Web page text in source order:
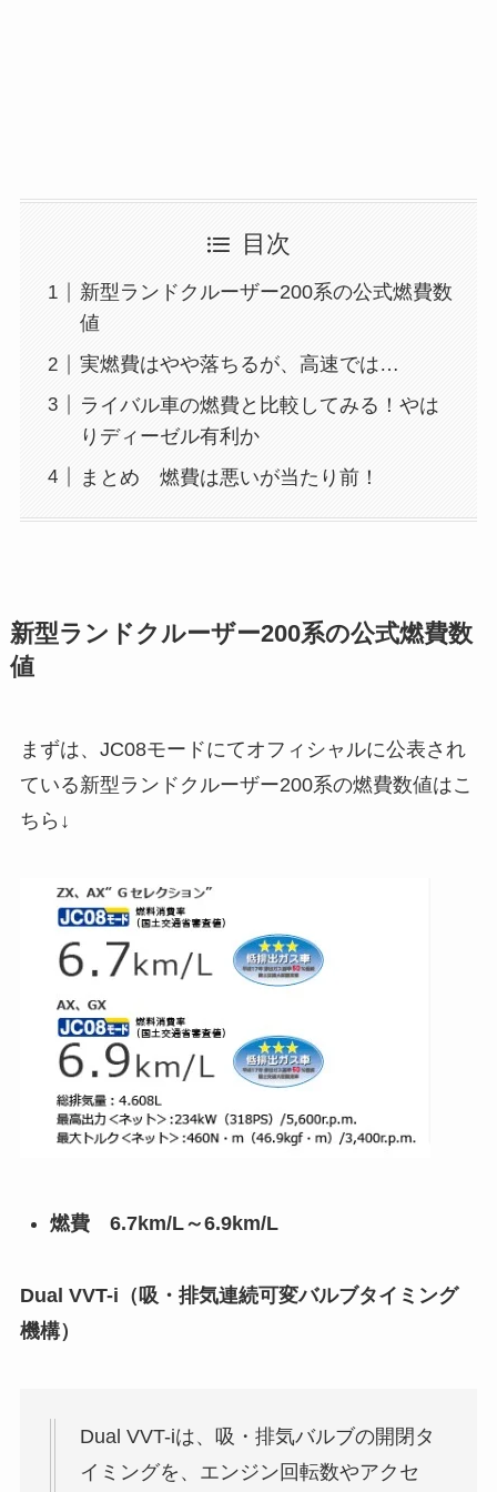
目次
新型ランドクルーザー200系の公式燃費数
値
実燃費はやや落ちるが、高速では…
ライバル車の燃費と比較してみる！やは
りディーゼル有利か
まとめ 燃費は悪いが当たり前！
新型ランドクルーザー200系の公式燃費数
値
まずは、JC08モードにてオフィシャルに公表され
ている新型ランドクルーザー200系の燃費数値はこ
ちら↓
燃費 6.7km/L～6.9km/L
Dual VVT-i（吸・排気連続可変バルブタイミング
機構）
Dual VVT-iは、吸・排気バルブの開閉タ
イミングを、エンジン回転数やアクセ